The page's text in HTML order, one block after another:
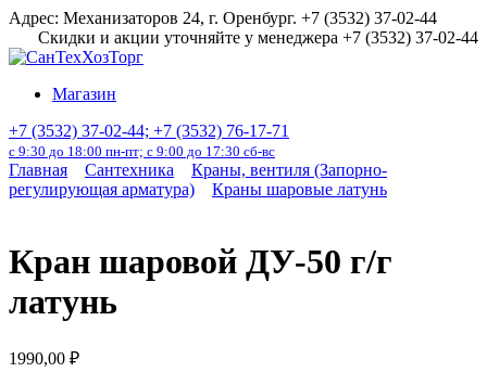
Перейти
содержанию
Адрес: Механизаторов 24, г. Оренбург. +7 (3532) 37-02-44
Скидки и акции уточняйте у менеджера +7 (3532) 37-02-44
Магазин
+7 (3532) 37-02-44; +7 (3532) 76-17-71
с 9:30 до 18:00 пн-пт; с 9:00 до 17:30 сб-вс
Главная Сантехника
Краны, вентиля (Запорно-
регулирующая арматура)
Краны шаровые латунь
Кран шаровой ДУ-50 г/г
латунь
1990,00 ₽